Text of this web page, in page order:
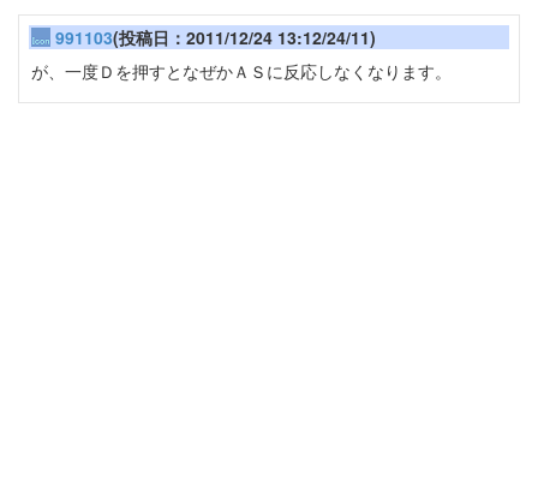
991103(投稿日：2011/12/24 13:12/24/11)
が、一度Ｄを押すとなぜかＡＳに反応しなくなります。